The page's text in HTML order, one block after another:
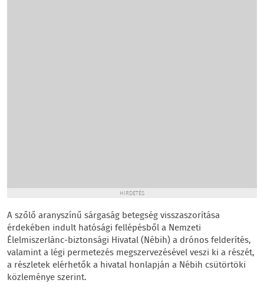
HIRDETÉS
A szőlő aranyszínű sárgaság betegség visszaszorítása
érdekében indult hatósági fellépésből a Nemzeti
Élelmiszerlánc-biztonsági Hivatal (Nébih) a drónos felderítés,
valamint a légi permetezés megszervezésével veszi ki a részét,
a részletek elérhetők a hivatal honlapján a Nébih csütörtöki
közleménye szerint.